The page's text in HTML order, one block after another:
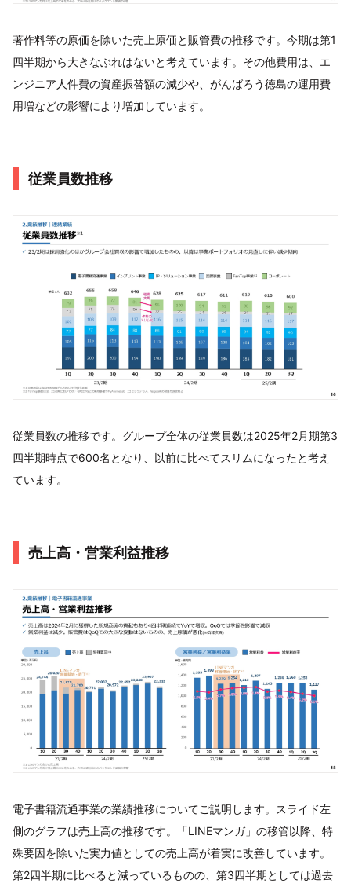
著作料等の原価を除いた売上原価と販管費の推移です。今期は第1
四半期から大きなぶれはないと考えています。その他費用は、エ
ンジニア人件費の資産振替額の減少や、がんばろう徳島の運用費
用増などの影響により増加しています。
従業員数推移
従業員数の推移です。グループ全体の従業員数は2025年2月期第3
四半期時点で600名となり、以前に比べてスリムになったと考え
ています。
売上高・営業利益推移
電子書籍流通事業の業績推移についてご説明します。スライド左
側のグラフは売上高の推移です。「LINEマンガ」の移管以降、特
殊要因を除いた実力値としての売上高が着実に改善しています。
第2四半期に比べると減っているものの、第3四半期としては過去